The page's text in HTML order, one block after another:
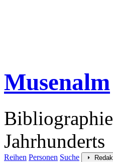
Musenalm
Jahrhunderts
Reihen Personen Suche